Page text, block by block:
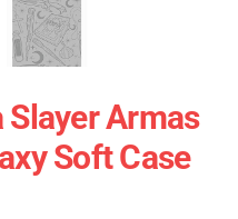
Slayer Armas
Soft Case